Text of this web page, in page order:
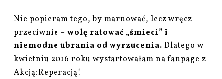
Nie popieram tego, by marnować, lecz wręcz
przeciwnie –wolę ratować „śmieci” i
niemodne ubrania od wyrzucenia. Dlatego w
kwietniu 2016 roku wystartowałam na fanpage z
Akcją:Reperacją!